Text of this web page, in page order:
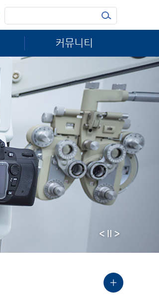
커뮤니티